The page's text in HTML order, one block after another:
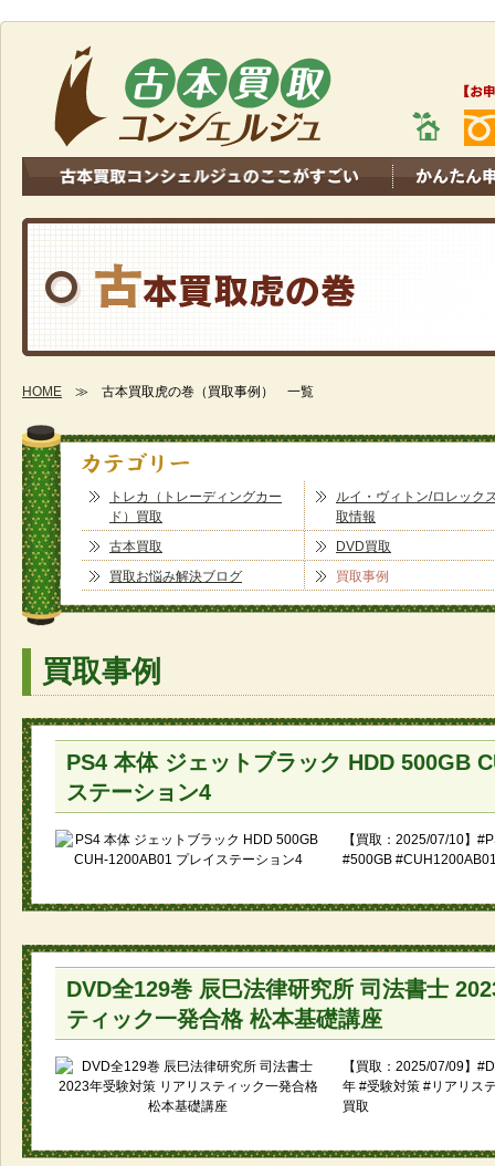
HOME ≫ 古本買取虎の巻（買取事例） 一覧
トレカ（トレーディングカー
ド）買取
ルイ・ヴィトン/ロレック
取情報
古本買取
DVD買取
買取お悩み解決ブログ
買取事例
買取事例
PS4 本体 ジェットブラック HDD 500GB
ステーション4
【買取：2025/07/10】
#500GB
DVD全129巻 辰巳法律研究所 司法書士
ティック一発合格 松本基礎講座
【買取：2025/07/09】
年 #受験対策 #リアリス
買取